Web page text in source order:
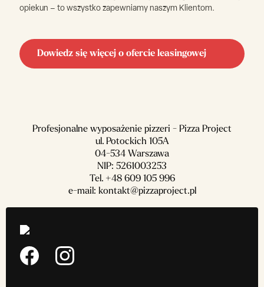
opiekun – to wszystko zapewniamy naszym Klientom.
Dowiedz się więcej o ofercie leasingowej
Profesjonalne wyposażenie pizzeri - Pizza Project
ul. Potockich 105A
04-534 Warszawa
NIP: 5261003253
Tel. +48 609 105 996
e-mail: kontakt@pizzaproject.pl